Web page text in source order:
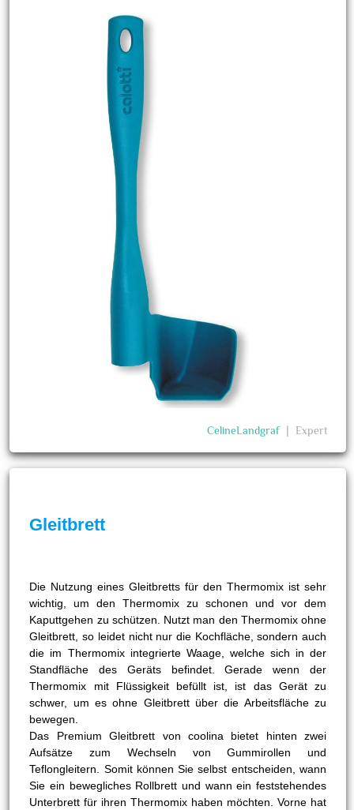
CelineLandgraf Expert
Gleitbrett
Die Nutzung eines Gleitbretts für den Thermomix ist sehr
wichtig, um den Thermomix zu schonen und vor dem
Kaputtgehen zu schützen. Nutzt man den Thermomix ohne
Gleitbrett, so leidet nicht nur die Kochfläche, sondern auch
die im Thermomix integrierte Waage, welche sich in der
Standfläche des Geräts befindet. Gerade wenn der
Thermomix mit Flüssigkeit befüllt ist, ist das Gerät zu
schwer, um es ohne Gleitbrett über die Arbeitsfläche zu
bewegen.
Das Premium Gleitbrett von coolina bietet hinten zwei
Aufsätze zum Wechseln von Gummirollen und
Teflongleitern. Somit können Sie selbst entscheiden, wann
Sie ein bewegliches Rollbrett und wann ein feststehendes
Unterbrett für ihren Thermomix haben möchten. Vorne hat